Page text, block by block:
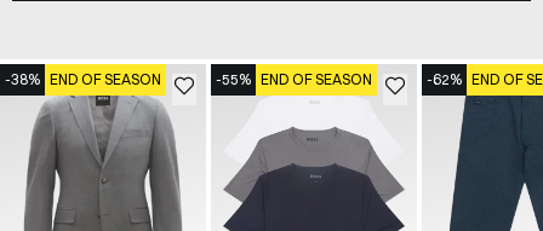
-38% END OF SEASON -55% END OF SEASON -62% END OF